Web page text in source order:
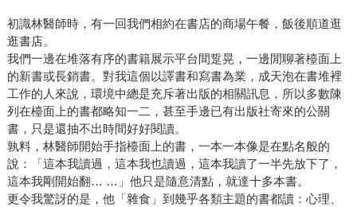
初識林醫師時，有一回我們相約在書店的商場午餐，飯後順道逛
逛書店。
我們一邊在堆落有序的書籍展示平台間踅晃，一邊閒聊著檯面上
的新書或長銷書。對我這個以譯書和寫書為業，成天泡在書堆裡
工作的人來說，環境中總是充斥著出版的相關訊息，所以多數陳
列在檯面上的書都略知一二，甚至手邊已有出版社寄來的公關
書，只是還抽不出時間好好閱讀。
孰料，林醫師開始手指檯面上的書，一本一本像是在點名般的
說：「這本我讀過，這本我也讀過，這本我讀了一半先放下了，
這本我剛開始翻… …」他只是隨意清點，就達十多本書。
更令我驚訝的是，他「雜食」到幾乎各類主題的書都讀：心理、